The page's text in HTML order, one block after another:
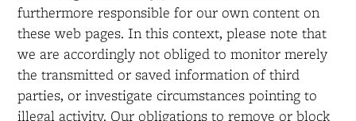
furthermore responsible for our own content on
these web pages. In this context, please note that
we are accordingly not obliged to monitor merely
the transmitted or saved information of third
parties, or investigate circumstances pointing to
illegal activity. Our obligations to remove or block